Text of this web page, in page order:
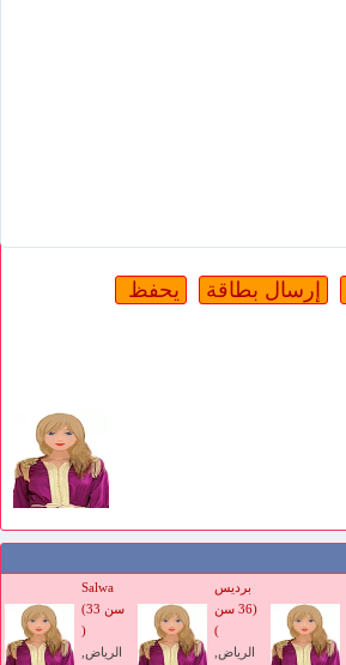
Salwa
(33 سن
)
الرياض,
برديس
(36 سن
)
الرياض,